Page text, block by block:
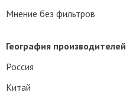
Мнение без фильтров
География производителей
Россия
Китай